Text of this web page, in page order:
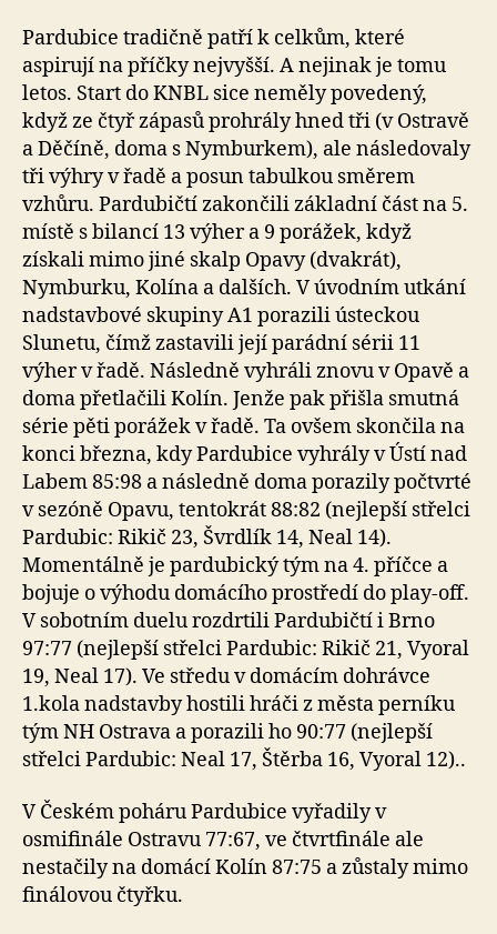
Pardubice tradičně patří k celkům, které
aspirují na příčky nejvyšší. A nejinak je tomu
letos. Start do KNBL sice neměly povedený,
když ze čtyř zápasů prohrály hned tři (v Ostravě
a Děčíně, doma s Nymburkem), ale následovaly
tři výhry v řadě a posun tabulkou směrem
vzhůru. Pardubičtí zakončili základní část na 5.
místě s bilancí 13 výher a 9 porážek, když
získali mimo jiné skalp Opavy (dvakrát),
Nymburku, Kolína a dalších. V úvodním utkání
nadstavbové skupiny A1 porazili ústeckou
Slunetu, čímž zastavili její parádní sérii 11
výher v řadě. Následně vyhráli znovu v Opavě a
doma přetlačili Kolín. Jenže pak přišla smutná
série pěti porážek v řadě. Ta ovšem skončila na
konci března, kdy Pardubice vyhrály v Ústí nad
Labem 85:98 a následně doma porazily počtvrté
v sezóně Opavu, tentokrát 88:82 (nejlepší střelci
Pardubic: Rikič 23, Švrdlík 14, Neal 14).
Momentálně je pardubický tým na 4. příčce a
bojuje o výhodu domácího prostředí do play-off.
V sobotním duelu rozdrtili Pardubičtí i Brno
97:77 (nejlepší střelci Pardubic: Rikič 21, Vyoral
19, Neal 17). Ve středu v domácím dohrávce
1.kola nadstavby hostili hráči z města perníku
tým NH Ostrava a porazili ho 90:77 (nejlepší
střelci Pardubic: Neal 17, Štěrba 16, Vyoral 12)..
V Českém poháru Pardubice vyřadily v
osmifinále Ostravu 77:67, ve čtvrtfinále ale
nestačily na domácí Kolín 87:75 a zůstaly mimo
finálovou čtyřku.